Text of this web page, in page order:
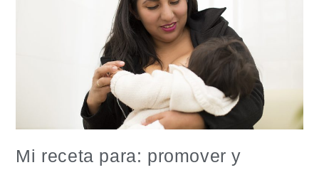
Mi receta para: promover y